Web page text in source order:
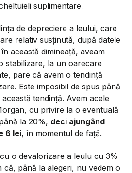
suplimentare.
de depreciere a leului, care
relativ susținută, după datele
această dimineață, aveam
stabilizare, la un oarecare
pare că avem o tendință
Este imposibil de spus până
tendință. Avem acele
cu privire la o eventuală
la 20%, deci ajungând
6 lei, în momentul de față.
o devalorizare a leulu cu 3%
că, până la alegeri, nu vedem o